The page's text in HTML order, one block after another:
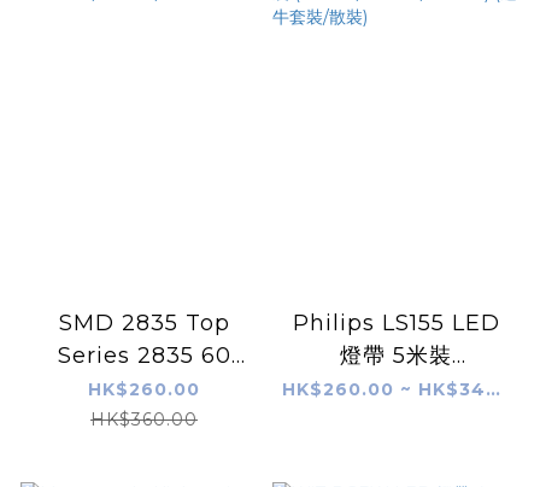
SMD 2835 Top
Series 2835 60
LEDs/m 12W/m
HK$260.00
HK$360.00
Philips LS155 LED
燈帶 5米裝
(2700K/3000K/400
HK$260.00 ~ HK$340.00